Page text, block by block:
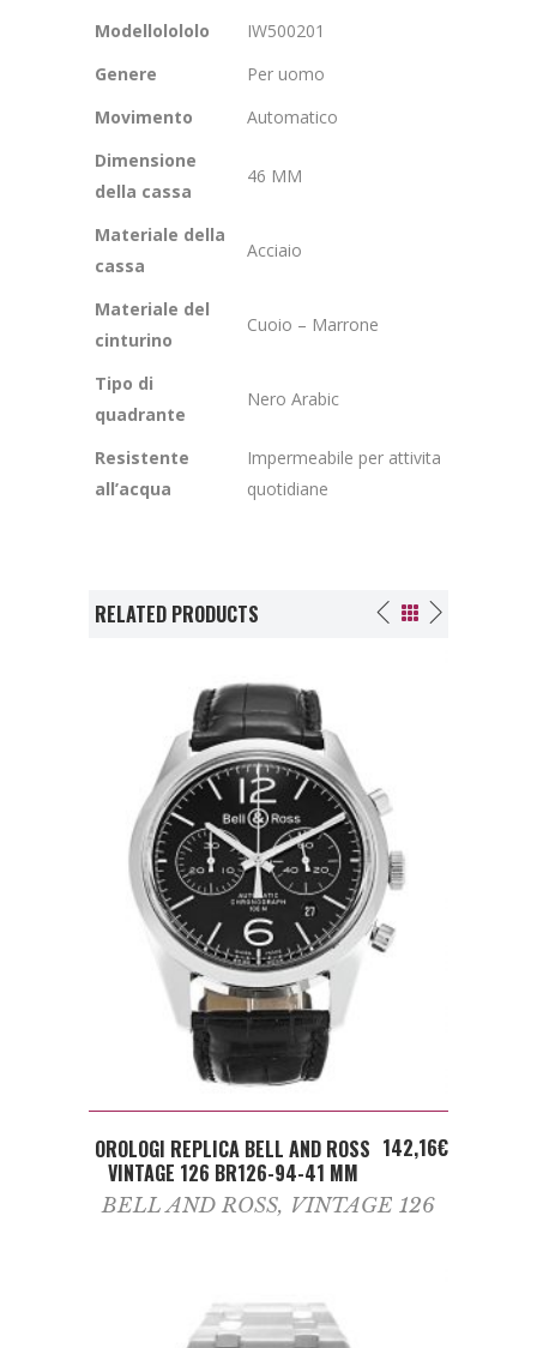
Modellolololo
IW500201
Genere
Per uomo
Movimento
Automatico
Dimensione
della cassa
46 MM
Materiale della
cassa
Acciaio
Materiale del
cinturino
Cuoio – Marrone
Tipo di
quadrante
Nero Arabic
Resistente
all’acqua
Impermeabile per attivita
quotidiane
RELATED PRODUCTS
ADD TO CART
OROLOGI REPLICA BELL AND ROSS
VINTAGE 126 BR126-94-41 MM
142,16€
BELL AND ROSS, VINTAGE 126